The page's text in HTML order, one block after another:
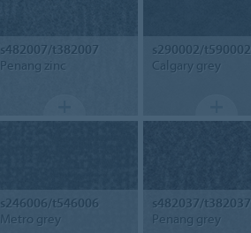
s482007/t382007
Penang zinc
s290002/t590002
Calgary grey
s246006/t546006
Metro grey
s482037/t382037
Penang grey